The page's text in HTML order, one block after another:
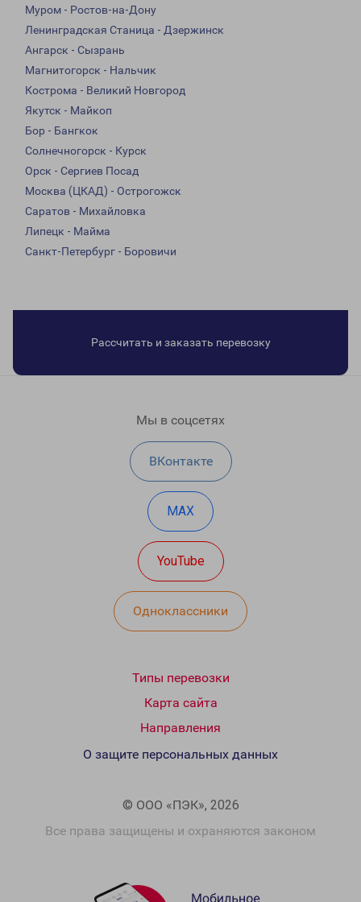
Муром - Ростов-на-Дону
Ленинградская Станица - Дзержинск
Ангарск - Сызрань
Магнитогорск - Нальчик
Кострома - Великий Новгород
Якутск - Майкоп
Бор - Бангкок
Солнечногорск - Курск
Орск - Сергиев Посад
Москва (ЦКАД) - Острогожск
Саратов - Михайловка
Липецк - Майма
Санкт-Петербург - Боровичи
Рассчитать и заказать перевозку
Мы в соцсетях
ВКонтакте
MAX
YouTube
Одноклассники
Типы перевозки
Карта сайта
Направления
© ООО «ПЭК», 2026
Все права защищены и охраняются законом
О защите персональных данных